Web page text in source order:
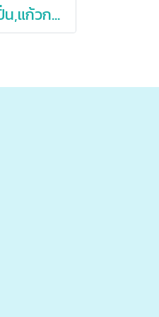
แก้วกาแฟ,แก้วปั่น,แก้วกาแฟปั่น